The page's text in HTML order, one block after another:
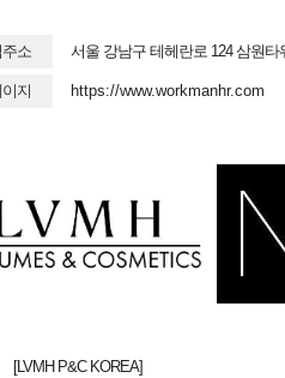
소 서울 강남구 테헤란로 124 삼원타
지 https://www.workmanhr.com
[LVMH P&C KOREA]